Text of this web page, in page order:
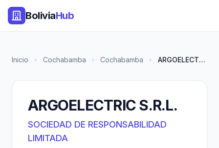
BoliviaHub
Inicio Cochabamba Cochabamba ARGOELECTRIC S.R.L.
ARGOELECTRIC S.R.L.
SOCIEDAD DE RESPONSABILIDAD
LIMITADA